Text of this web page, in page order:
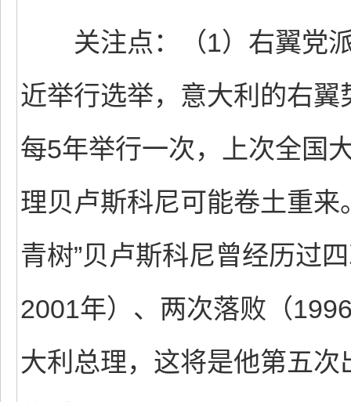
关注点：（1）右翼党派
近举行选举，意大利的右
每5年举行一次，上次全国
理贝卢斯科尼可能卷土重来
青树”贝卢斯科尼曾经历过
2001年）、两次落败（
大利总理，这将是他第五